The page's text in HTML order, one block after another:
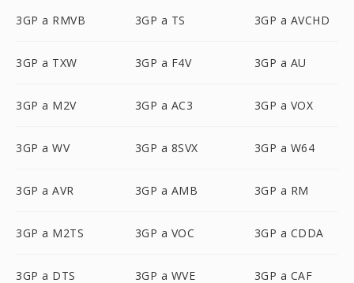
3GP a RMVB 3GP a TS 3GP a AVCHD
3GP a TXW 3GP a F4V 3GP a AU
3GP a M2V 3GP a AC3 3GP a VOX
3GP a WV 3GP a 8SVX 3GP a W64
3GP a AVR 3GP a AMB 3GP a RM
3GP a M2TS 3GP a VOC 3GP a CDDA
3GP a DTS 3GP a WVE 3GP a CAF